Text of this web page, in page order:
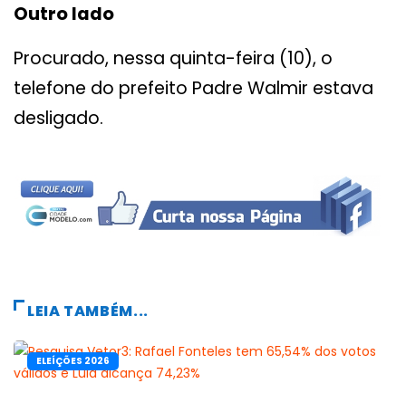
Outro lado
Procurado, nessa quinta-feira (10), o
telefone do prefeito Padre Walmir estava
desligado.
LEIA TAMBÉM...
ELEÍÇÕES 2026